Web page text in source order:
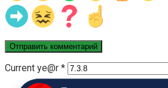
Current ye@r *